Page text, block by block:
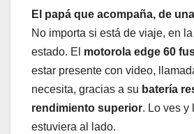
El papá que acompaña, de
No importa si está de viaje, en
estado. El motorola edge 60
estar presente con video,
necesita, gracias a su batería
rendimiento superior. Lo ves y
estuviera al lado.